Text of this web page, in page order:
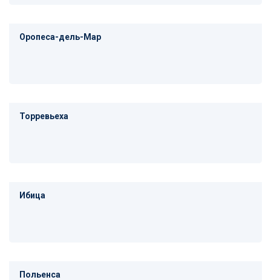
Оропеса-дель-Мар
Торревьеха
Ибица
Польенса